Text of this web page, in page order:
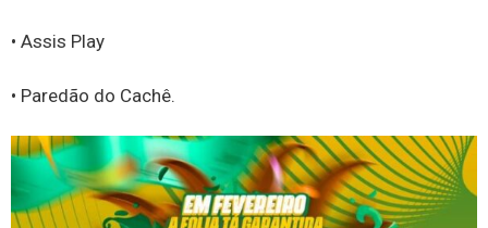
• Assis Play
• Paredão do Cachê.